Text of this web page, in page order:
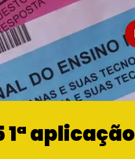
1ª